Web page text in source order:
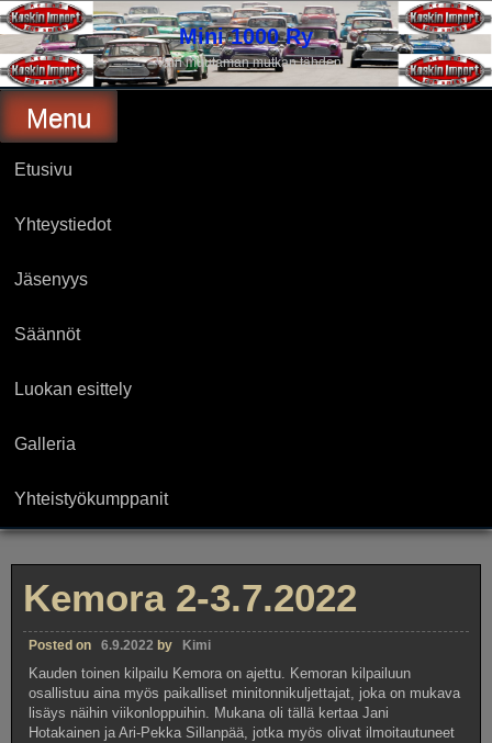
Skip
to
content
Mini 1000 Ry
Vain muutaman mutkan tähden
Menu
Etusivu
Yhteystiedot
Jäsenyys
Säännöt
Luokan esittely
Galleria
Yhteistyökumppanit
Kemora 2-3.7.2022
Posted on 6.9.2022 by Kimi
Kauden toinen kilpailu Kemora on ajettu. Kemoran kilpailuun
osallistuu aina myös paikalliset minitonnikuljettajat, joka on mukava
lisäys näihin viikonloppuihin. Mukana oli tällä kertaa Jani
Hotakainen ja Ari-Pekka Sillanpää, jotka myös olivat ilmoitautuneet